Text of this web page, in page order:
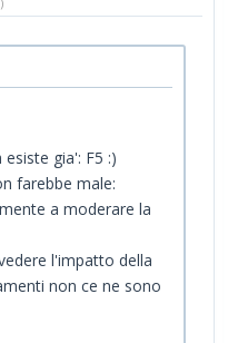
gia': F5 :)
farebbe male:
a moderare la
l'impatto della
non ce ne sono